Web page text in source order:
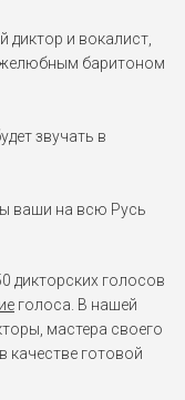
диктор и вокалист,
баритоном
звучать в
ваши на всю Русь
дикторских голосов
голоса. В нашей
мастера своего
качестве готовой